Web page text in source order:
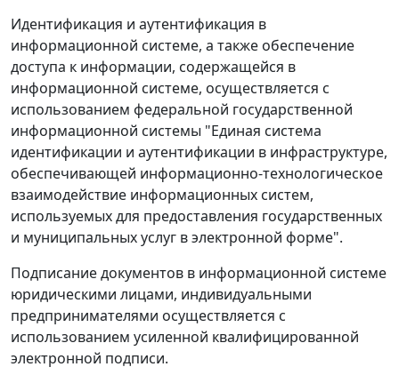
Идентификация и аутентификация в
информационной системе, а также обеспечение
доступа к информации, содержащейся в
информационной системе, осуществляется с
использованием федеральной государственной
информационной системы "Единая система
идентификации и аутентификации в инфраструктуре,
обеспечивающей информационно-технологическое
взаимодействие информационных систем,
используемых для предоставления государственных
и муниципальных услуг в электронной форме".
Подписание документов в информационной системе
юридическими лицами, индивидуальными
предпринимателями осуществляется с
использованием усиленной квалифицированной
электронной подписи.